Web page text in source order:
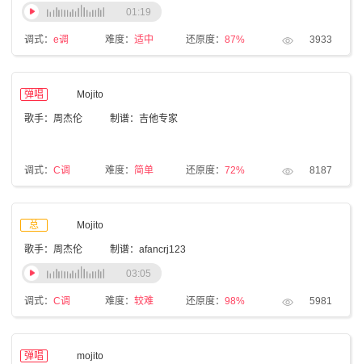
调式： e调 难度： 适中 还原度： 87% 3933
01:19
弹唱 Mojito
歌手：周杰伦 制谱：吉他专家
调式： C调 难度： 简单 还原度： 72% 8187
总 Mojito
歌手：周杰伦 制谱：afancrj123
调式： C调 难度： 较难 还原度： 98% 5981
03:05
弹唱 mojito